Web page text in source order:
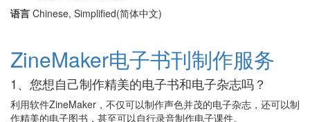
语言 Chinese, Simplified(简体中文)
ZineMaker电子书刊制作服务
1、您想自己制作精美的电子书和电子杂志吗？
利用软件ZineMaker，不仅可以制作声色并茂的电子杂志，还可以制
作精美的电子图书，甚至可以自行录音制作电子课件。